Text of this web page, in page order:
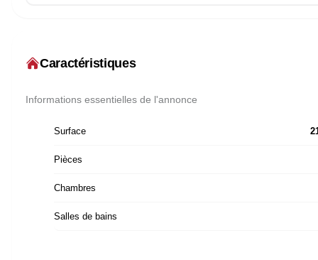
Caractéristiques
Informations essentielles de l'annonce
Surface
Pièces
Chambres
Salles de bains